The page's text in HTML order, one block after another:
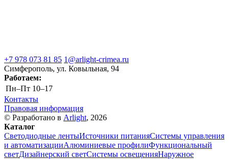
+7 978 073 81 85 1@arlight-crimea.ru
Симферополь, ул. Ковыльная, 94
Работаем:
Пн–Пт 10–17
Контакты
Правовая информация
© Разработано в Arlight, 2026
Каталог
Светодиодные лентыИсточники питанияСистемы управления
и автоматизацииАлюминиевые профилиФункциональный
светДизайнерский светСистемы освещенияНаружное